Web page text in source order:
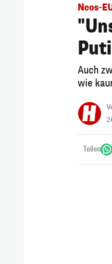
Neos-
Auch
wie
Teilen